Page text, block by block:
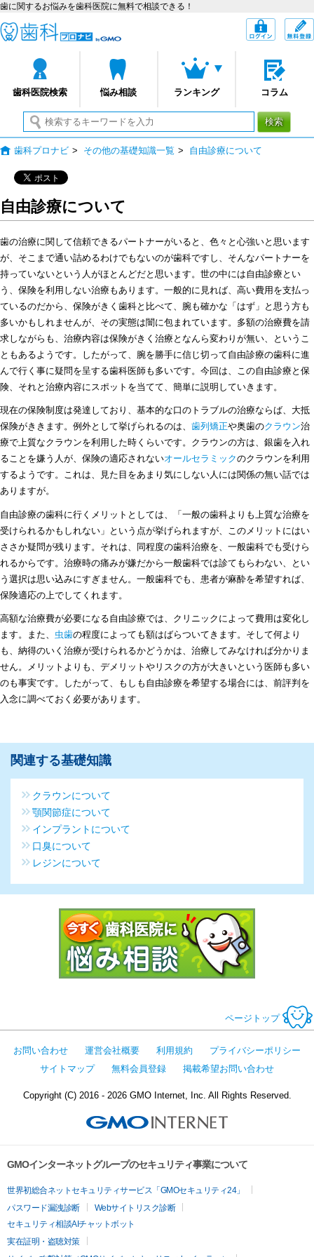
歯に関するお悩みを歯科医院に無料で相談できる！
歯科医院検索 悩み相談 ランキング コラム
ログイン
検索
歯科プロナビ > その他の基礎知識一覧 > 自由診療について
自由診療について
歯の治療に関して信頼できるパートナーがいると、色々と心強いと思います
が、そこまで通い詰めるわけでもないのが歯科ですし、そんなパートナーを
持っていないという人がほとんどだと思います。世の中には自由診療とい
う、保険を利用しない治療もあります。一般的に見れば、高い費用を支払っ
ているのだから、保険がきく歯科と比べて、腕も確かな「はず」と思う方も
多いかもしれませんが、その実態は闇に包まれています。多額の治療費を請
求しながらも、治療内容は保険がきく治療となんら変わりが無い、というこ
ともあるようです。したがって、腕を勝手に信じ切って自由診療の歯科に進
んで行く事に疑問を呈する歯科医師も多いです。今回は、この自由診療と保
険、それと治療内容にスポットを当てて、簡単に説明していきます。
現在の保険制度は発達しており、基本的な口のトラブルの治療ならば、大抵
保険がききます。例外として挙げられるのは、 歯列矯正や奥歯のクラウン治
療で上質なクラウンを利用した時くらいです。クラウンの方は、銀歯を入れ
ることを嫌う人が、保険の適応されないオールセラミックのクラウンを利用
するようです。これは、見た目をあまり気にしない人には関係の無い話では
ありますが。
自由診療の歯科に行くメリットとしては、「一般の歯科よりも上質な治療を
受けられるかもしれない」という点が挙げられますが、このメリットにはい
ささか疑問が残ります。それは、同程度の歯科治療を、一般歯科でも受けら
れるからです。治療時の痛みが嫌だから一般歯科では診てもらわない、とい
う選択は思い込みにすぎません。一般歯科でも、患者が麻酔を希望すれば、
保険適応の上でしてくれます。
高額な治療費が必要になる自由診療では、クリニックによって費用は変化し
ます。また、 虫歯の程度によっても額はばらついてきます。そして何より
も、納得のいく治療が受けられるかどうかは、治療してみなければ分かりま
せん。メリットよりも、デメリットやリスクの方が大きいという医師も多い
のも事実です。したがって、もしも自由診療を希望する場合には、前評判を
入念に調べておく必要があります。
関連する基礎知識
クラウンについて
顎関節症について
インプラントについて
口臭について
レジンについて
ページトップ
お問い合わせ 運営会社概要 利用規約
プライバシーポリシー
サイトマップ
無料会員登録 掲載希望お問い合わせ
Copyright (C) 2016 - 2026 GMO Internet, Inc. All Rights Reserved.
GMOインターネットグループのセキュリティ事業について
世界初総合ネットセキュリティサービス「GMOセキュリティ24」
パスワード漏洩診断
Webサイトリスク診断
セキュリティ相談AIチャットボット
実在証明・盗聴対策